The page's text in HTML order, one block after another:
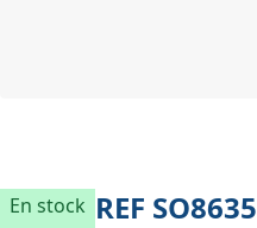
En stock REF SO8635